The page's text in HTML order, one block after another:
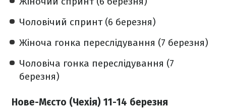
Чоловічий спринт (6 березня)
Жіноча гонка переслідування (7 березня)
Чоловіча гонка переслідування (7
березня)
Нове-Мєсто (Чехія) 11-14 березня